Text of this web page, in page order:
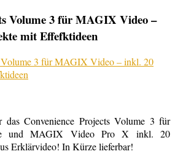
Volume 3 für MAGIX Video –
mit Effefktideen
das Convenience Projects Volume 3 für
und MAGIX Video Pro X inkl. 20
Erklärvideo! In Kürze lieferbar!